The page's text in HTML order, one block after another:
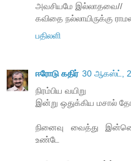
அவசியமே இல்லாதவை//
கவிதை நல்லாயிருக்கு
பதிலளி
ஈரோடு கதிர் 30 ஆகஸ்ட்,
நிரம்பிய வயிறு
இன்று ஒதுக்கிய மசால்
நினைவு வைத்து
உண்டே